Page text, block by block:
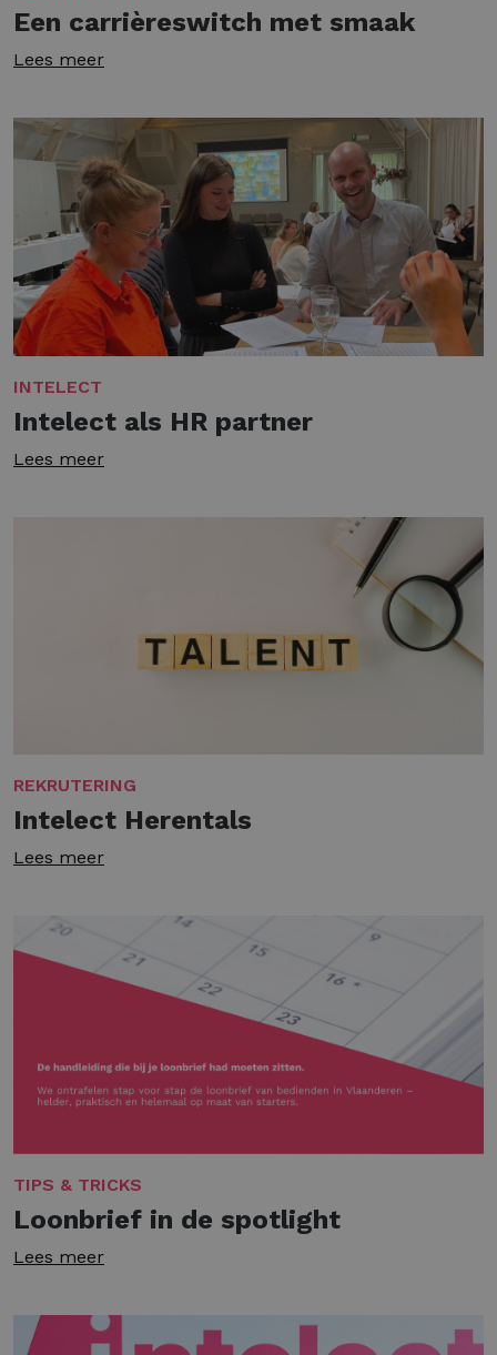
Een carrièreswitch met smaak
Lees meer
INTELECT
Intelect als HR partner
Lees meer
REKRUTERING
Intelect Herentals
Lees meer
TIPS & TRICKS
Loonbrief in de spotlight
Lees meer